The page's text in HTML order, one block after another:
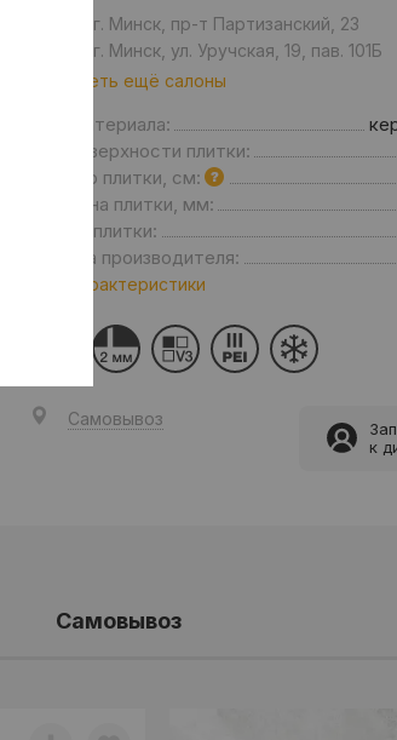
Салон: г. Минск, пр-т Партизанский, 23
Салон: г. Минск, ул. Уручская, 19, пав. 101Б
Смотреть ещё салоны
Вид материала:
Тип поверхности плитки:
Размер плитки, см:
Толщина плитки, мм:
Бренд плитки:
Страна производителя:
Все характеристики
Самовывоз
к
Самовывоз